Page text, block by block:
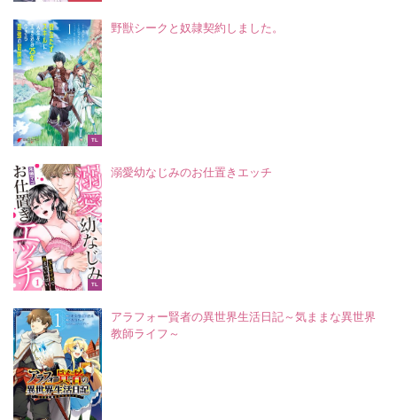
TL
野獣シークと奴隷契約しました。
TL
溺愛幼なじみのお仕置きエッチ
アラフォー賢者の異世界生活日記～気ままな異世界
教師ライフ～